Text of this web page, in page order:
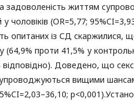
задоволеність життям
у чоловіків (OR=5,77;
опитаних із СД скаржилися,
(64,9% проти 41,5% у
Доведено, що
вищими